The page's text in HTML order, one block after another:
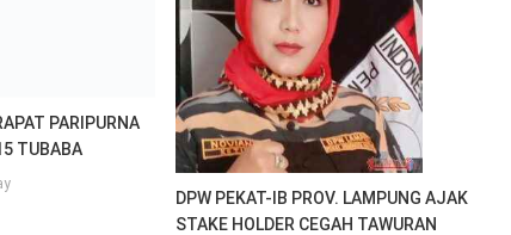
DPW PEKAT-IB PROV. LAMPUNG AJAK
STAKE HOLDER CEGAH TAWURAN